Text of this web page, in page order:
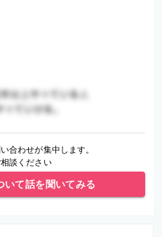
合わせが集中します。
談ください
いて話を聞いてみる